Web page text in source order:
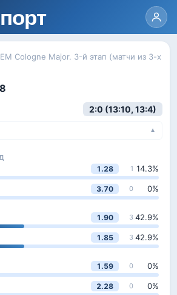
Cologne Major. 3-й этап (матчи из 3-х
2:0 (13:10, 13:4)
▼
1.28 1 14.3%
3.70 0 0%
1.90 3 42.9%
1.85 3 42.9%
1.59 0 0%
2.28 0 0%